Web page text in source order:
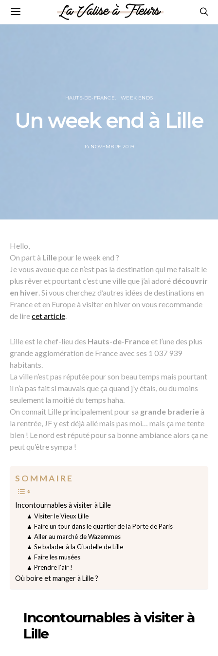
HAUTS-DE-FRANCE WEEK ENDS
Un week end à Lille
POSTED
14 NOVEMBRE 2019
Hello,
On part à Lillepour le week end ?
Je vous avoue que ce n’est pas la destination qui me faisait le
plus rêver et pourtant c’est une ville que j’ai adoré découvrir
en hiver. Si vous cherchez d’autres idées de destinations en
France et en Europe à visiter en hiver on vous recommande
de lirecet article.
Lille est le chef-lieu des Hauts-de-Franceet l’une des plus
grande agglomération de France avec ses 1 037 939
habitants.
La ville n’est pas réputée pour son beau temps mais pourtant
il n’a pas fait si mauvais que ça quand j’y étais, ou du moins
seulement la moitié du temps haha.
On connaît Lille principalement pour sa grande braderieà
la rentrée, JF y est déjà allé mais pas moi… mais ça me tente
bien ! Le nord est réputé pour sa bonne ambiance alors ça ne
peut qu’être sympa !
S O M M A I R E
Incontournables à visiter à Lille
▲ Visiter le Vieux Lille
▲ Faire un tour dans le quartier de la Porte de Paris
▲ Aller au marché de Wazemmes
▲ Se balader à la Citadelle de Lille
▲ Faire les musées
▲ Prendre l’air !
Où boire et manger à Lille ?
Incontournables à visiter à
Lille